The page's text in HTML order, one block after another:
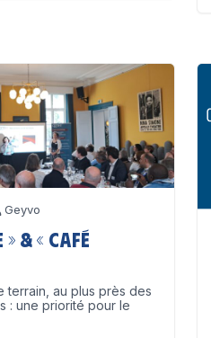
Geyvo
& « Café
terrain, au plus près des
: une priorité pour le